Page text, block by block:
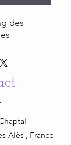
des
Alès , France